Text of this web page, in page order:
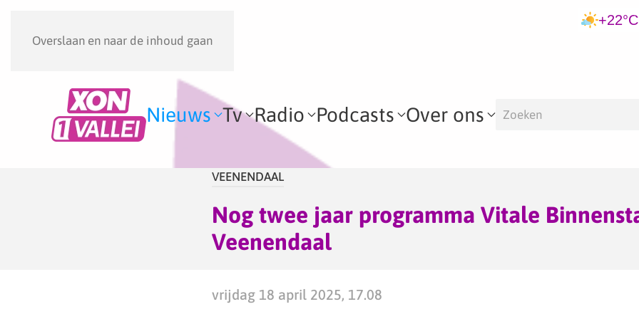
Overslaan en naar de inhoud gaan
+22°C
Nieuws Tv Radio Podcasts Over ons
VEENENDAAL
Nog twee jaar programma Vitale
Veenendaal
vrijdag 18 april 2025, 17.08